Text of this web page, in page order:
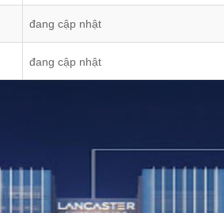
đang cập nhật
đang cập nhật